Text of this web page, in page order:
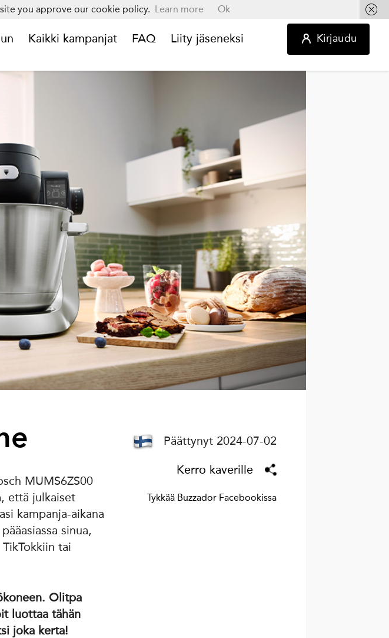
Kaikki kampanjat FAQ Liity jäseneksi Kirjaudu
MUMS6ZS00
että julkaiset
kampanja-aikana
sinua,
tai
Olitpa
luottaa tähän
joka kerta!
Päättynyt 2024-07-02
Kerro kaverille
Tykkää Buzzador Facebookissa
you approve our cookie policy. Learn more Ok